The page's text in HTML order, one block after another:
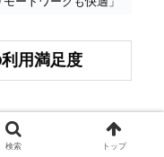
用満足度
～23Mbps
という
スペックです。
検索 トップ